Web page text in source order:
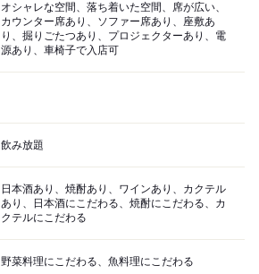
オシャレな空間、落ち着いた空間、席が広い、
カウンター席あり、ソファー席あり、座敷あ
り、掘りごたつあり、プロジェクターあり、電
源あり、車椅子で入店可
飲み放題
日本酒あり、焼酎あり、ワインあり、カクテル
あり、日本酒にこだわる、焼酎にこだわる、カ
クテルにこだわる
野菜料理にこだわる、魚料理にこだわる